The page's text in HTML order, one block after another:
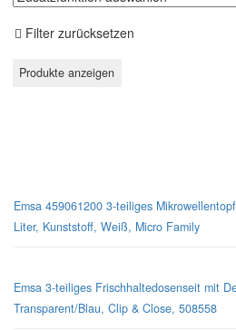
Filter zurücksetzen
Emsa 459061200 3-teiliges
Liter, Kunststoff, Weiß, Micro Family
Emsa 3-teiliges Frischhaltedosenseit mit
Transparent/Blau, Clip & Close, 508558